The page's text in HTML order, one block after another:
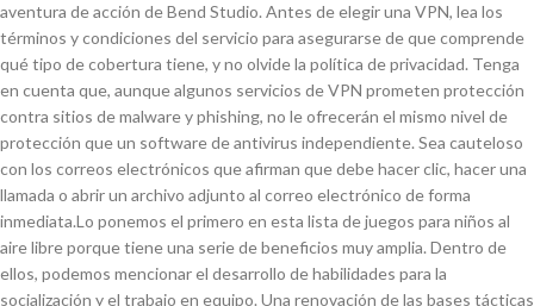
aventura de acción de Bend Studio. Antes de elegir una VPN, lea los
términos y condiciones del servicio para asegurarse de que comprende
qué tipo de cobertura tiene, y no olvide la política de privacidad. Tenga
en cuenta que, aunque algunos servicios de VPN prometen protección
contra sitios de malware y phishing, no le ofrecerán el mismo nivel de
protección que un software de antivirus independiente. Sea cauteloso
con los correos electrónicos que afirman que debe hacer clic, hacer una
llamada o abrir un archivo adjunto al correo electrónico de forma
inmediata.Lo ponemos el primero en esta lista de juegos para niños al
aire libre porque tiene una serie de beneficios muy amplia. Dentro de
ellos, podemos mencionar el desarrollo de habilidades para la
socialización y el trabajo en equipo. Una renovación de las bases tácticas